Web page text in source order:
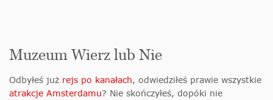
Muzeum Wierz lub Nie
Odbyłeś już rejs po kanałach, odwiedziłeś prawie wszystkie
atrakcje Amsterdamu? Nie skończyłeś, dopóki nie